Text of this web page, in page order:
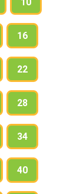
16
22
28
34
40